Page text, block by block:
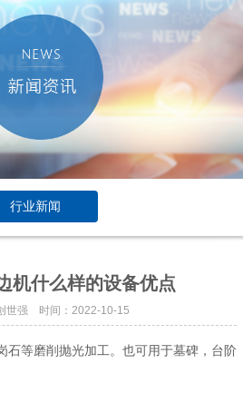
行业新闻
机什么样的设备优点
世强 时间：2022-10-15
石等磨削抛光加工。也可用于墓碑，台阶